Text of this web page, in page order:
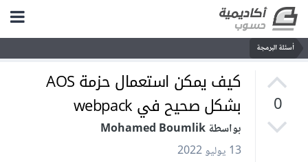
أسئلة البرمجة
0
كيف يمكن استعمال حزمة AOS
بشكل صحيح في webpack
بواسطة Mohamed Boumlik
13 يوليو 2022